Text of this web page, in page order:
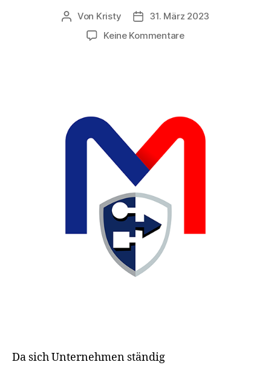
Von Kristy
31. März 2023
Keine Kommentare
Da sich Unternehmen ständig